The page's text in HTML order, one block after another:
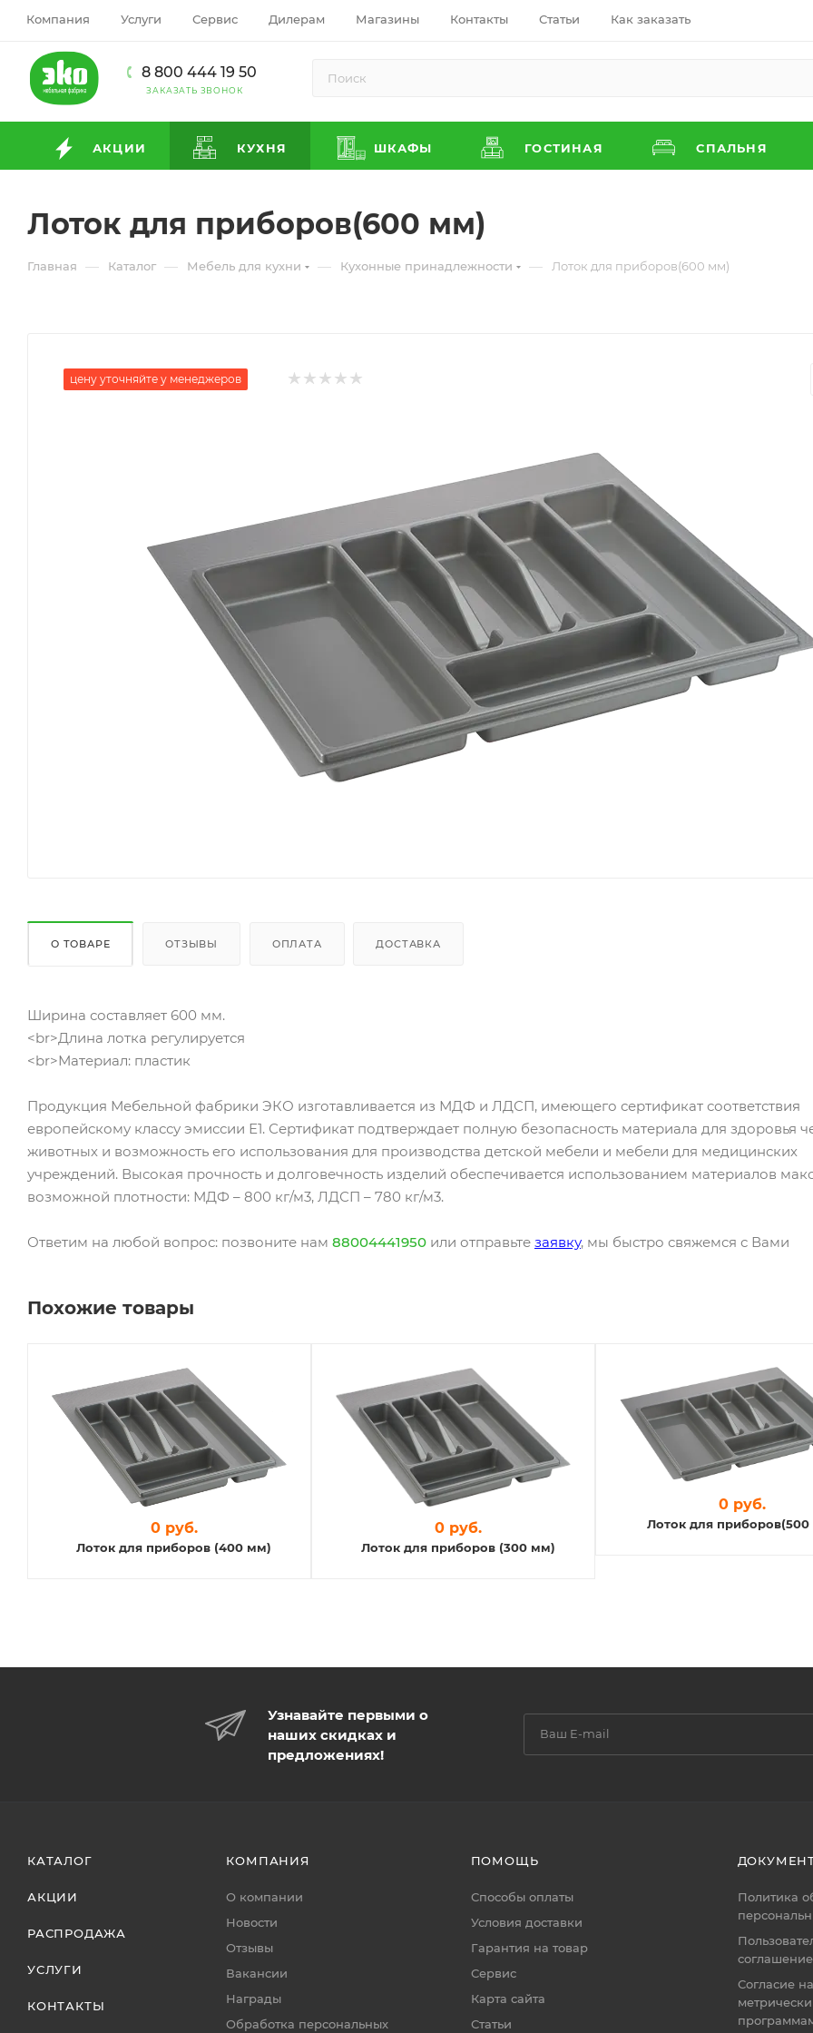
Компания Услуги Сервис Дилерам Магазины Контакты Статьи Как заказать
8 800 444 19 50
ЗАКАЗАТЬ ЗВОНОК
АКЦИИ КУХНЯ ШКАФЫ ГОСТИНАЯ СПАЛЬНЯ
Лоток для приборов(600 мм)
Главная — Каталог — Мебель для кухни — Кухонные принадлежности — Лоток для приборов(600 мм)
цену уточняйте у менеджеров
О ТОВАРЕ ОТЗЫВЫ ОПЛАТА ДОСТАВКА
Ширина составляет 600 мм.
<br>Длина лотка регулируется
<br>Материал: пластик
Продукция Мебельной фабрики ЭКО изготавливается из МДФ и ЛДСП, имеющего сертификат соответствия
европейскому классу эмиссии Е1. Сертификат подтверждает полную безопасность материала для здоровья
животных и возможность его использования для производства детской мебели и мебели для медицинских
учреждений. Высокая прочность и долговечность изделий обеспечивается использованием материалов
возможной плотности: МДФ – 800 кг/м3, ЛДСП – 780 кг/м3.
Ответим на любой вопрос: позвоните нам 88004441950 или отправьте заявку, мы быстро свяжемся с Вами
Похожие товары
Лоток для приборов (400 мм)
0 руб.
Лоток для приборов (300 мм)
0 руб. Лоток для
0 руб.
Узнавайте первыми о
наших скидках и
предложениях!
КАТАЛОГ
АКЦИИ
РАСПРОДАЖА
УСЛУГИ
КОНТАКТЫ
КОМПАНИЯ
О компании
Новости
Отзывы
Вакансии
Награды
Обработка персональных
ПОМОЩЬ
Способы оплаты
Условия доставки
Гарантия на товар
Сервис
Карта сайта
Статьи
Политика
соглашение
Согласие